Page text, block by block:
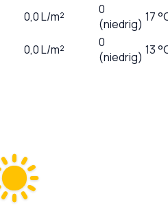
0,0L/m²
0
(niedrig) 17
0,0L/m²
0
(niedrig) 13